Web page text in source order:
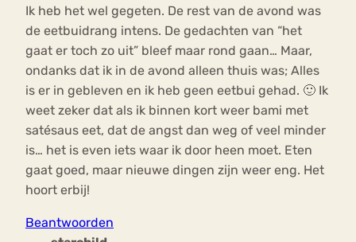
Ik heb het wel gegeten. De rest van de avond was
de eetbuidrang intens. De gedachten van “het
gaat er toch zo uit” bleef maar rond gaan… Maar,
ondanks dat ik in de avond alleen thuis was; Alles
is er in gebleven en ik heb geen eetbui gehad. 🙂 Ik
weet zeker dat als ik binnen kort weer bami met
satésaus eet, dat de angst dan weg of veel minder
is… het is even iets waar ik door heen moet. Eten
gaat goed, maar nieuwe dingen zijn weer eng. Het
hoort erbij!
Beantwoorden